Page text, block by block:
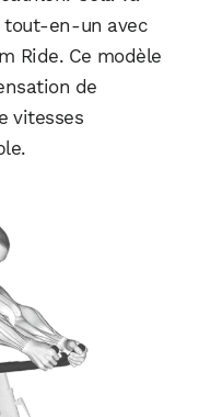
tout-en-un avec
Ride. Ce modèle
de
vitesses